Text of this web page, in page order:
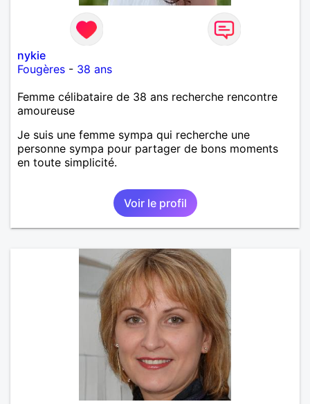
nykie
Fougères - 38 ans
Femme célibataire de 38 ans recherche rencontre
amoureuse
Je suis une femme sympa qui recherche une
personne sympa pour partager de bons moments
en toute simplicité.
Voir le profil